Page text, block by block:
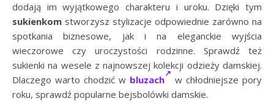
dodają im wyjątkowego charakteru i uroku. Dzięki tym
sukienkom stworzysz stylizacje odpowiednie zarówno na
spotkania biznesowe, jak i na eleganckie wyjścia
wieczorowe czy uroczystości rodzinne. Sprawdź też
sukienki na wesele z najnowszej kolekcji odzieży damskiej.
Dlaczego warto chodzić w bluzach
w chłodniejsze pory
roku, sprawdź popularne bejsbolówki damskie.